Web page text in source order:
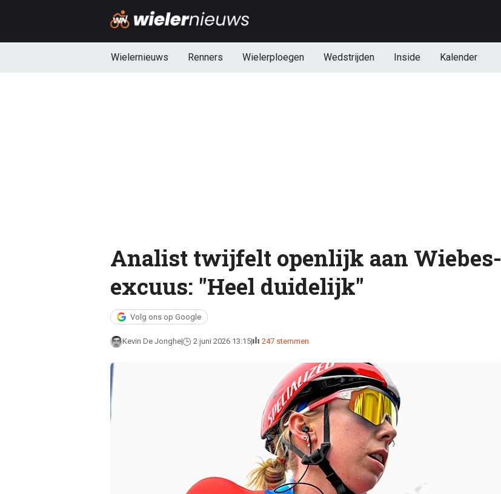
Wielernieuws Renners Wielerploegen Wedstrijden Inside Kalender
Analist twijfelt openlijk aan Wiebes-
excuus: "Heel duidelijk"
Volg ons op Google
Kevin De Jonghe 2 juni 2026 13:15 247 stemmen